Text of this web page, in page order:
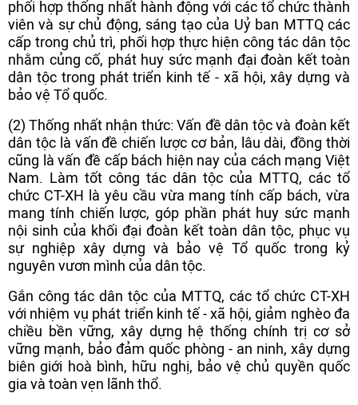
phối hợp thống nhất hành động với các tổ chức thành
viên và sự chủ động, sáng tạo của Uỷ ban MTTQ các
cấp trong chủ trì, phối hợp thực hiện công tác dân tộc
nhằm củng cố, phát huy sức mạnh đại đoàn kết toàn
dân tộc trong phát triển kinh tế - xã hội, xây dựng và
bảo vệ Tổ quốc.
(2) Thống nhất nhận thức: Vấn đề dân tộc và đoàn kết
dân tộc là vấn đề chiến lược cơ bản, lâu dài, đồng thời
cũng là vấn đề cấp bách hiện nay của cách mạng Việt
Nam. Làm tốt công tác dân tộc của MTTQ, các tổ
chức CT-XH là yêu cầu vừa mang tính cấp bách, vừa
mang tính chiến lược, góp phần phát huy sức mạnh
nội sinh của khối đại đoàn kết toàn dân tộc, phục vụ
sự nghiệp xây dựng và bảo vệ Tổ quốc trong kỷ
nguyên vươn mình của dân tộc.
Gắn công tác dân tộc của MTTQ, các tổ chức CT-XH
với nhiệm vụ phát triển kinh tế - xã hội, giảm nghèo đa
chiều bền vững, xây dựng hệ thống chính trị cơ sở
vững mạnh, bảo đảm quốc phòng - an ninh, xây dựng
biên giới hoà bình, hữu nghị, bảo vệ chủ quyền quốc
gia và toàn vẹn lãnh thổ.